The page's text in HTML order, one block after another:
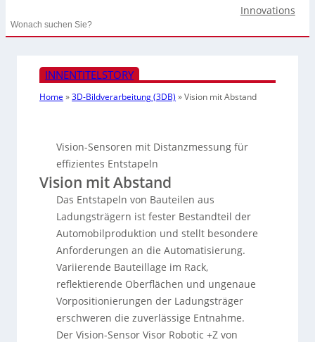
Innovations
Search
INNENTITELSTORY
Home »3D-Bildverarbeitung (3DB) »Vision mit Abstand
Vision-Sensoren mit Distanzmessung für
effizientes Entstapeln
Vision mit Abstand
Das Entstapeln von Bauteilen aus
Ladungsträgern ist fester Bestandteil der
Automobilproduktion und stellt besondere
Anforderungen an die Automatisierung.
Variierende Bauteillage im Rack,
reflektierende Oberflächen und ungenaue
Vorpositionierungen der Ladungsträger
erschweren die zuverlässige Entnahme.
Der Vision-Sensor Visor Robotic +Z von